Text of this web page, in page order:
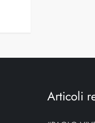
Articoli